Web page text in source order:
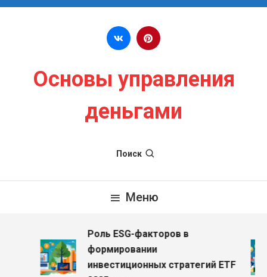
Перейти к содержимому
Основы управления
деньгами
Поиск
Меню
Роль ESG-факторов в
формировании
инвестиционных стратегий ETF